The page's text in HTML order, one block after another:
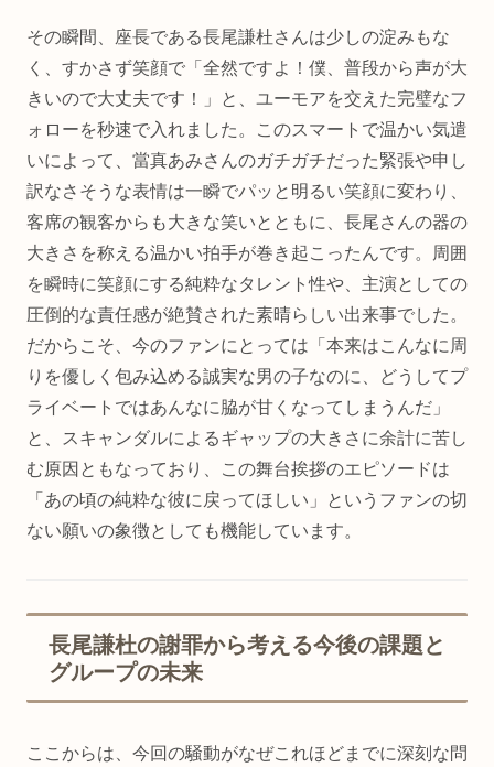
その瞬間、座長である長尾謙杜さんは少しの淀みもな
く、すかさず笑顔で「全然ですよ！僕、普段から声が大
きいので大丈夫です！」と、ユーモアを交えた完璧なフ
ォローを秒速で入れました。このスマートで温かい気遣
いによって、當真あみさんのガチガチだった緊張や申し
訳なさそうな表情は一瞬でパッと明るい笑顔に変わり、
客席の観客からも大きな笑いとともに、長尾さんの器の
大きさを称える温かい拍手が巻き起こったんです。周囲
を瞬時に笑顔にする純粋なタレント性や、主演としての
圧倒的な責任感が絶賛された素晴らしい出来事でした。
だからこそ、今のファンにとっては「本来はこんなに周
りを優しく包み込める誠実な男の子なのに、どうしてプ
ライベートではあんなに脇が甘くなってしまうんだ」
と、スキャンダルによるギャップの大きさに余計に苦し
む原因ともなっており、この舞台挨拶のエピソードは
「あの頃の純粋な彼に戻ってほしい」というファンの切
ない願いの象徴としても機能しています。
長尾謙杜の謝罪から考える今後の課題と
グループの未来
ここからは、今回の騒動がなぜこれほどまでに深刻な問